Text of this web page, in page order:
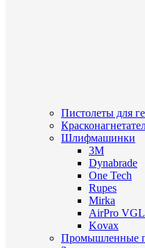
Пистолеты для
Шлифмашинки
3M
Dynabrade
One Tech
Rupes
Mirka
AirPro VGL
Kovax
Промышленные